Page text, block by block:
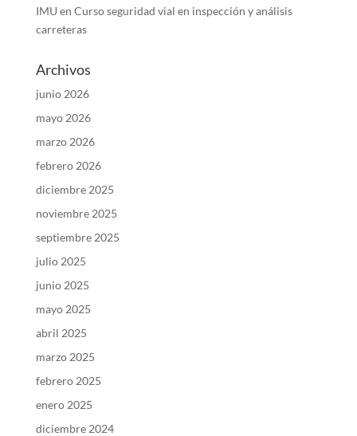
IMU en Curso seguridad vial en inspección y análisis
carreteras
Archivos
junio 2026
mayo 2026
marzo 2026
febrero 2026
diciembre 2025
noviembre 2025
septiembre 2025
julio 2025
junio 2025
mayo 2025
abril 2025
marzo 2025
febrero 2025
enero 2025
diciembre 2024